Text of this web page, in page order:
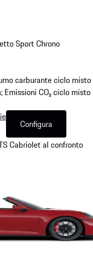
Sport Chrono
carburante ciclo misto
CO₂ ciclo misto
Configura
Cabriolet al confronto